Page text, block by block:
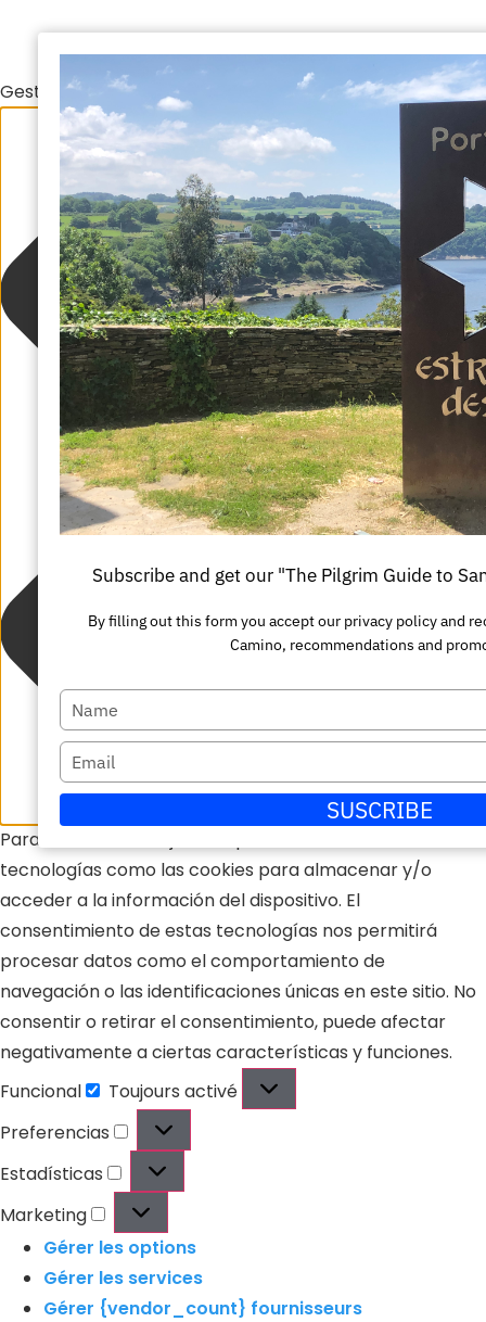
Gestionar el consentimiento de las cookies
Para ofrecer las mejores experiencias, utilizamos
tecnologías como las cookies para almacenar y/o
acceder a la información del dispositivo. El
consentimiento de estas tecnologías nos permitirá
procesar datos como el comportamiento de
navegación o las identificaciones únicas en este sitio. No
consentir o retirar el consentimiento, puede afectar
negativamente a ciertas características y funciones.
Funcional
Toujours activé
Preferencias
Estadísticas
Marketing
Gérer les options
Gérer les services
Gérer {vendor_count} fournisseurs
Subscribe and get our "The Pilgrim Guide to
By filling out this form you accept our privacy policy and
Camino, recommendations and
Escriba
su
nombre
Escriba
su
correo
electrónico
SUSCRIBE